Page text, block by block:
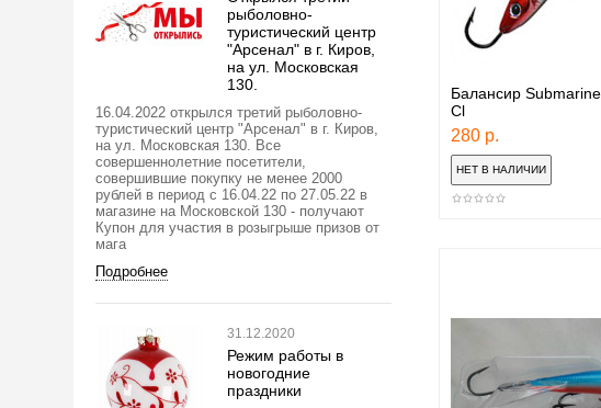
рыболовно-
туристический центр
"Арсенал" в г. Киров,
на ул. Московская
130.
16.04.2022 открылся третий рыболовно-
туристический центр "Арсенал" в г. Киров,
на ул. Московская 130. Все
совершеннолетние посетители,
совершившие покупку не менее 2000
рублей в период с 16.04.22 по 27.05.22 в
магазине на Московской 130 - получают
Купон для участия в розыгрыше призов от
мага
Подробнее
31.12.2020
Режим работы в
новогодние
праздники
Балансир
Cl
280 р.